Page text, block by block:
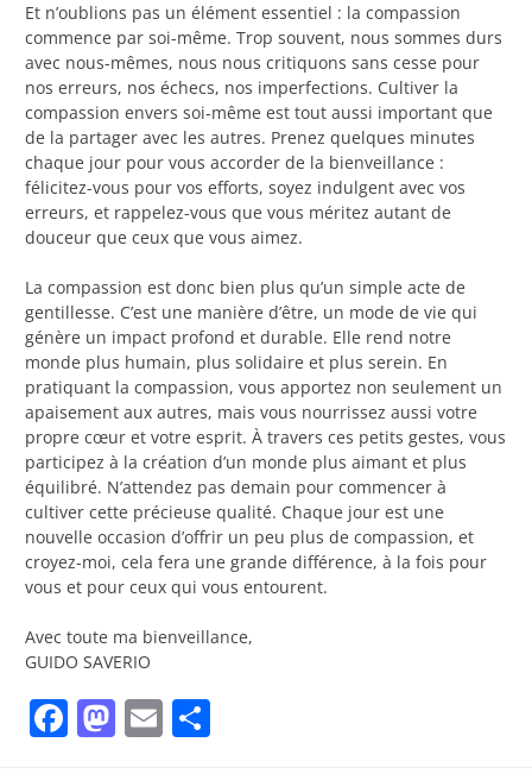
Et n’oublions pas un élément essentiel : la compassion
commence par soi-même. Trop souvent, nous sommes durs
avec nous-mêmes, nous nous critiquons sans cesse pour
nos erreurs, nos échecs, nos imperfections. Cultiver la
compassion envers soi-même est tout aussi important que
de la partager avec les autres. Prenez quelques minutes
chaque jour pour vous accorder de la bienveillance :
félicitez-vous pour vos efforts, soyez indulgent avec vos
erreurs, et rappelez-vous que vous méritez autant de
douceur que ceux que vous aimez.
La compassion est donc bien plus qu’un simple acte de
gentillesse. C’est une manière d’être, un mode de vie qui
génère un impact profond et durable. Elle rend notre
monde plus humain, plus solidaire et plus serein. En
pratiquant la compassion, vous apportez non seulement un
apaisement aux autres, mais vous nourrissez aussi votre
propre cœur et votre esprit. À travers ces petits gestes, vous
participez à la création d’un monde plus aimant et plus
équilibré. N’attendez pas demain pour commencer à
cultiver cette précieuse qualité. Chaque jour est une
nouvelle occasion d’offrir un peu plus de compassion, et
croyez-moi, cela fera une grande différence, à la fois pour
vous et pour ceux qui vous entourent.
Avec toute ma bienveillance,
GUIDO SAVERIO
Facebook
Mastodon
Email